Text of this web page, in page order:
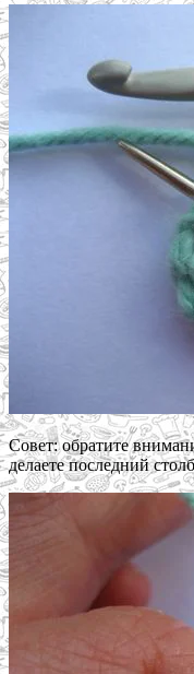
Совет: обратите
делаете последний